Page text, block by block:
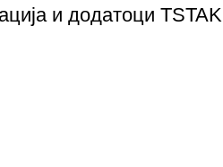
и додатоци TSTAK